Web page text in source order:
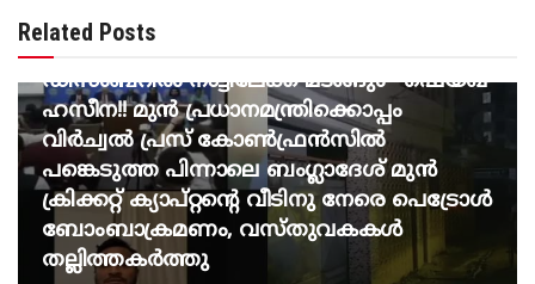
Related Posts
‘അവർ കൊല്ലുകയോ, അറസ്റ്റ് ചെയ്യുകയോ
എന്തുവേണമെങ്കിൽ ചെയ്തോട്ടെ,
ഡിസംബറിൽ നാട്ടിലേക്ക് മടങ്ങും’- ഷെയ്ഖ്
ഹസീന!! മുൻ പ്രധാനമന്ത്രിക്കൊപ്പം
വിർച്വൽ പ്രസ് കോൺഫ്രൻസിൽ
പങ്കെടുത്ത പിന്നാലെ ബംഗ്ലാദേശ് മുൻ
ക്രിക്കറ്റ് ക്യാപ്റ്റന്റെ വീടിനു നേരെ പെട്രോൾ
ബോംബാക്രമണം, വസ്തുവകകൾ
തല്ലിത്തകർത്തു